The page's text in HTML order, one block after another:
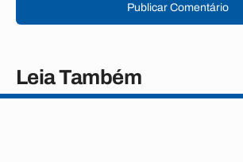
Publicar Comentário
Leia Também